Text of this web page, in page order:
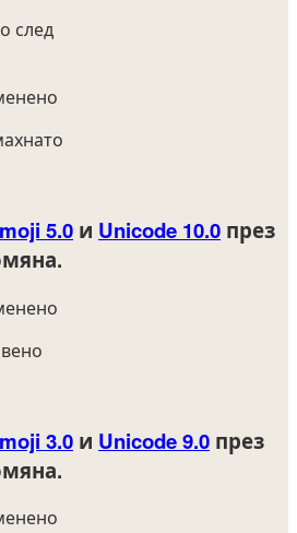
след
5.0 и Unicode 10.0 през
3.0 и Unicode 9.0 през